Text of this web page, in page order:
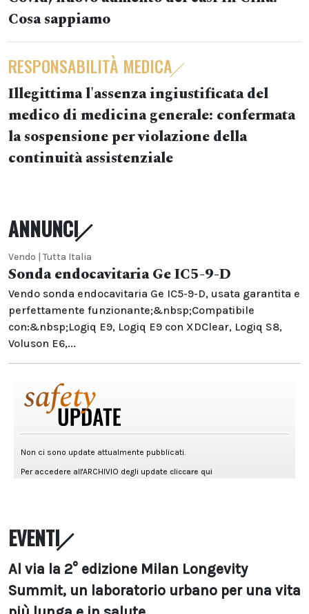
Cosa sappiamo
RESPONSABILITÀ MEDICA
Illegittima l'assenza ingiustificata del
medico di medicina generale: confermata
la sospensione per violazione della
continuità assistenziale
ANNUNCI
Vendo | Tutta Italia
Sonda endocavitaria Ge IC5-9-D
Vendo sonda endocavitaria Ge IC5-9-D, usata garantita e
perfettamente funzionante;&nbsp;Compatibile
con:&nbsp;Logiq E9, Logiq E9 con XDClear, Logiq S8,
Voluson E6,...
EVENTI
Al via la 2° edizione Milan Longevity
Summit, un laboratorio urbano per una vita